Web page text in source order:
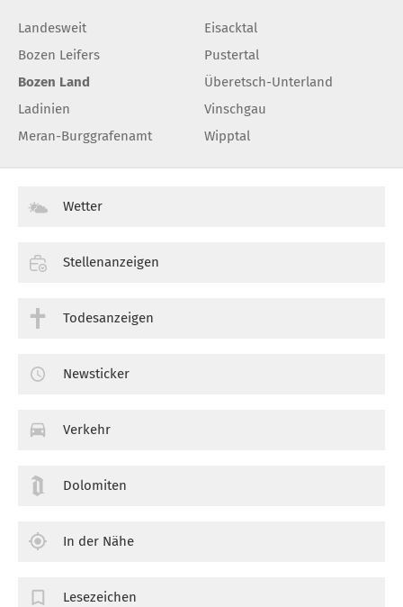
Landesweit
Bozen Leifers
Bozen Land
Ladinien
Meran-Burggrafenamt
Eisacktal
Pustertal
Überetsch-Unterland
Vinschgau
Wipptal
Wetter
Stellenanzeigen
Todesanzeigen
Newsticker
Verkehr
Dolomiten
In der Nähe
Lesezeichen